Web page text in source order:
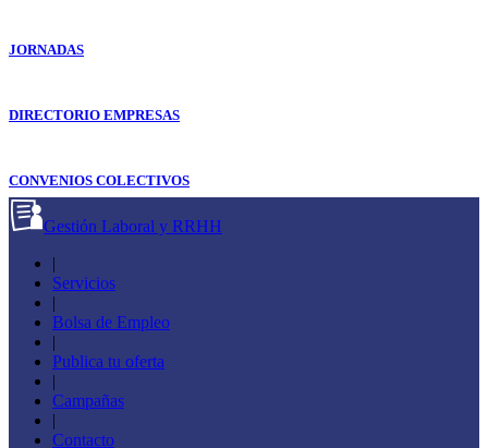
JORNADAS
DIRECTORIO EMPRESAS
CONVENIOS COLECTIVOS
Gestión Laboral y RRHH
|
Servicios
|
Bolsa de Empleo
|
Publica tu oferta
|
Campañas
|
Contacto